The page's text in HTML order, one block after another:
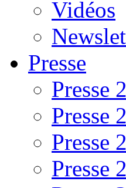
Vidéos
Presse
Presse
Presse
Presse
Presse